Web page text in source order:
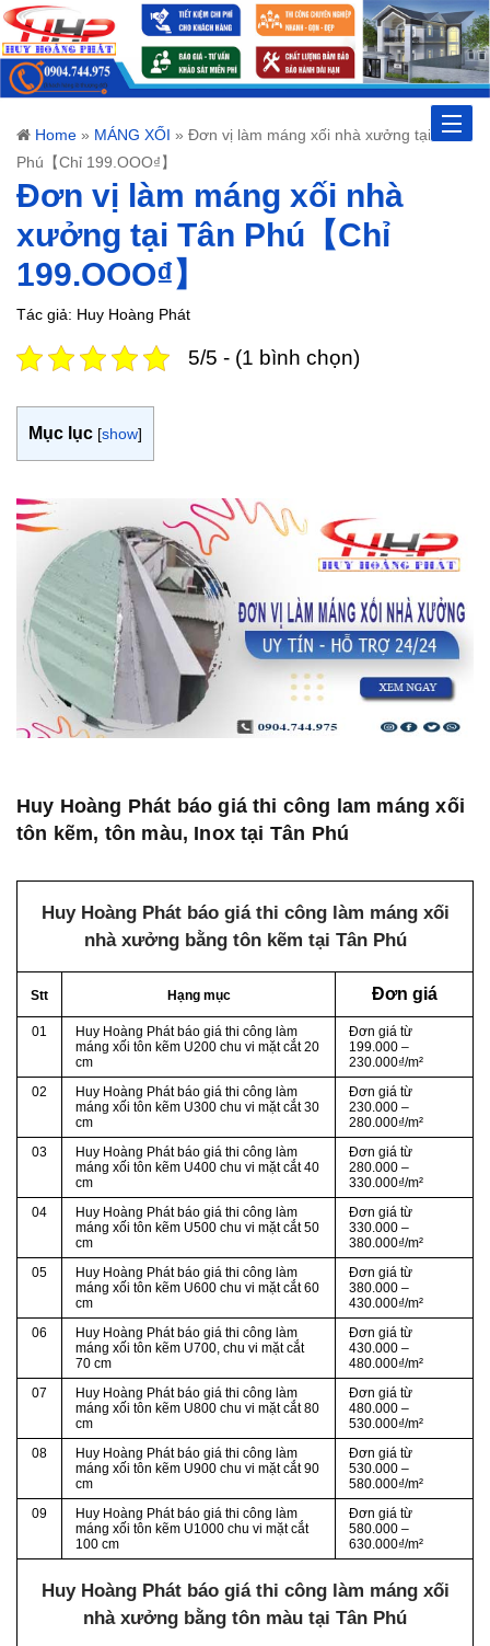
Toggle
Home » MÁNG XỐI » Đơn vị làm máng xối nhà xưởng tại Tân
Phú【Chỉ 199.OOO₫】
Đơn vị làm máng xối nhà
xưởng tại Tân Phú【Chỉ
199.OOO₫】
Tác giả: Huy Hoàng Phát
5/5 - (1 bình chọn)
Mục lục [show]
Huy Hoàng Phát báo giá thi công lam máng xối
tôn kẽm, tôn màu, Inox tại Tân Phú
Huy Hoàng Phát báo giá thi công làm máng xối
nhà xưởng bằng tôn kẽm tại Tân Phú
Stt Hạng mục Đơn giá
01
Huy Hoàng Phát báo giá thi công làm
máng xối tôn kẽm U200 chu vi mặt cắt 20
cm
Đơn giá từ
199.000 –
230.000₫/m²
02
Huy Hoàng Phát báo giá thi công làm
máng xối tôn kẽm U300 chu vi mặt cắt 30
cm
Đơn giá từ
230.000 –
280.000₫/m²
03
Huy Hoàng Phát báo giá thi công làm
máng xối tôn kẽm U400 chu vi mặt cắt 40
cm
Đơn giá từ
280.000 –
330.000₫/m²
04
Huy Hoàng Phát báo giá thi công làm
máng xối tôn kẽm U500 chu vi mặt cắt 50
cm
Đơn giá từ
330.000 –
380.000₫/m²
05
Huy Hoàng Phát báo giá thi công làm
máng xối tôn kẽm U600 chu vi mặt cắt 60
cm
Đơn giá từ
380.000 –
430.000₫/m²
06
Huy Hoàng Phát báo giá thi công làm
máng xối tôn kẽm U700, chu vi mặt cắt
70 cm
Đơn giá từ
430.000 –
480.000₫/m²
07
Huy Hoàng Phát báo giá thi công làm
máng xối tôn kẽm U800 chu vi mặt cắt 80
cm
Đơn giá từ
480.000 –
530.000₫/m²
08
Huy Hoàng Phát báo giá thi công làm
máng xối tôn kẽm U900 chu vi mặt cắt 90
cm
Đơn giá từ
530.000 –
580.000₫/m²
09
Huy Hoàng Phát báo giá thi công làm
máng xối tôn kẽm U1000 chu vi mặt cắt
100 cm
Đơn giá từ
580.000 –
630.000₫/m²
Huy Hoàng Phát báo giá thi công làm máng xối
nhà xưởng bằng tôn màu tại Tân Phú